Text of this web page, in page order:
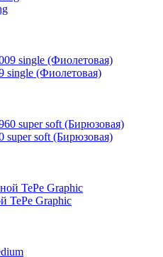
single (Фиолетовая)
super soft (Бирюзовая)
TePe Graphic